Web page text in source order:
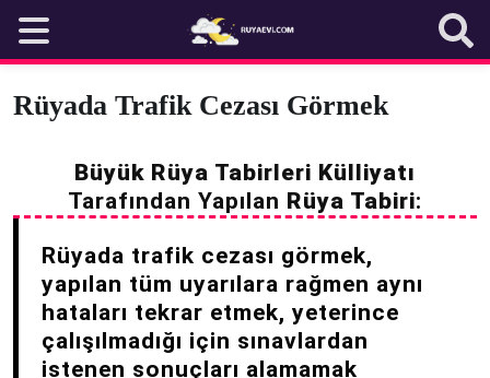
content
Rüyada Trafik Cezası Görmek
Büyük Rüya Tabirleri Külliyatı
Tarafından Yapılan Rüya Tabiri:
Rüyada trafik cezası görmek,
yapılan tüm uyarılara rağmen aynı
hataları tekrar etmek, yeterince
çalışılmadığı için sınavlardan
istenen sonuçları alamamak